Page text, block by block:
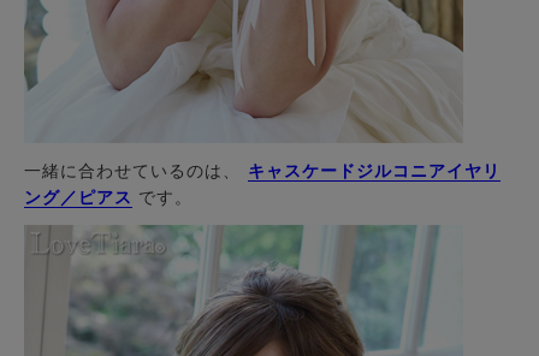
一緒に合わせているのは、
キャスケードジルコニアイヤリ
ング／ピアス です。